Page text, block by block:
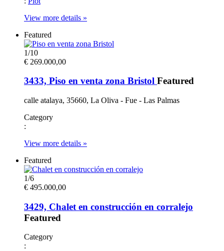
View more details »
Featured
1/10
€ 269.000,00
3433, Piso en venta zona Bristol Featured
calle atalaya, 35660, La Oliva - Fue - Las Palmas
Category
:
View more details »
Featured
1/6
€ 495.000,00
3429, Chalet en construcción en corralejo
Featured
Category
: